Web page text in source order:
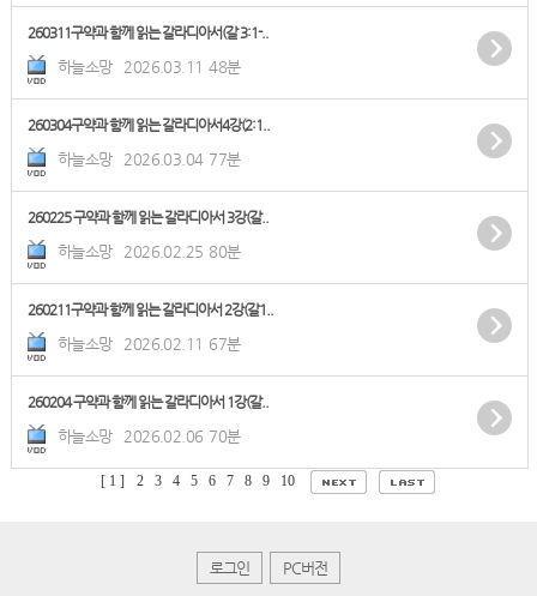
260311구약과 함께 읽는 갈라디아서(갈 3:1-..
하늘소망 2026.03.11 48분
260304구약과 함께 읽는 갈라디아서4강(2:1..
하늘소망 2026.03.04 77분
260225 구약과 함께 읽는 갈라디아서 3강(갈..
하늘소망 2026.02.25 80분
260211구약과 함께 읽는 갈라디아서 2강(갈1..
하늘소망 2026.02.11 67분
260204 구약과 함께 읽는 갈라디아서 1강(갈..
하늘소망 2026.02.06 70분
[ 1 ] 2 3 4 5 6 7 8 9 10
로그인 PC버전